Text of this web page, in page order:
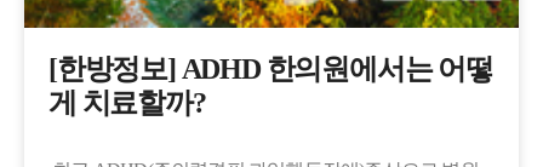
[한방정보] ADHD 한의원에서는 어떻
게 치료할까?